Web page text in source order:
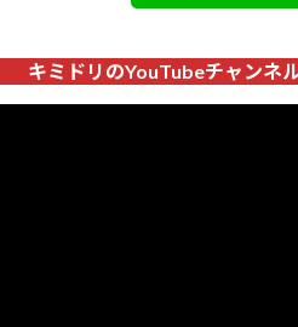
キミドリのYouTubeチャンネ